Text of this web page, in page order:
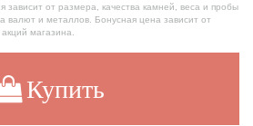
зависит от размера, качества камней, веса и пробы
валют и металлов. Бонусная цена зависит от
магазина.
Купить